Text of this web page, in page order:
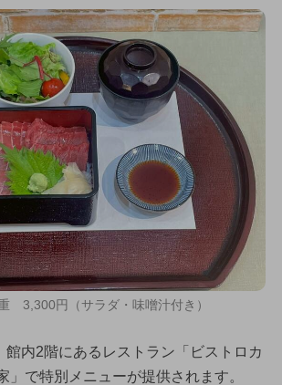
3,300円（サラダ・味噌汁付き）
館内2階にあるレストラン「ビストロカ
」で特別メニューが提供されます。